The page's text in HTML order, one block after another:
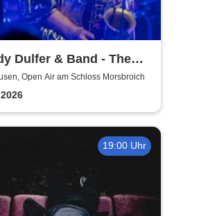
Dulfer & Band - The
2026Open Air am Schloss Morsbroich
19:00 Uhr